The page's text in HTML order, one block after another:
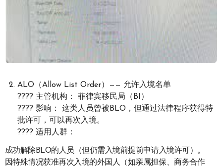
ALO（Allow List Order）—— 允许入境名单
???? 主管机构： 菲律宾移民局（BI）
???? 影响： 这类人员曾被BLO，但通过法律程序获得特
批许可，可以再次入境。
???? 适用人群：
成功解除BLO的人员（但仍需入境前提前申请入境许可）。
因特殊情况获准再次入境的外国人（如亲属担保、商务合作